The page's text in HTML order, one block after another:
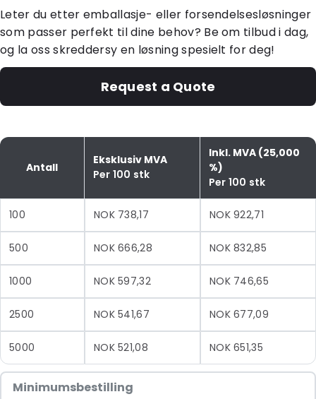
Leter du etter emballasje- eller forsendelsesløsninger
som passer perfekt til dine behov? Be om tilbud i dag,
og la oss skreddersy en løsning spesielt for deg!
Request a Quote
Antall
Eksklusiv MVA
Per 100 stk
Inkl. MVA (25,000
%)
Per 100 stk
100 NOK 738,17 NOK 922,71
500 NOK 666,28 NOK 832,85
1000 NOK 597,32 NOK 746,65
2500 NOK 541,67 NOK 677,09
5000 NOK 521,08 NOK 651,35
Minimumsbestilling